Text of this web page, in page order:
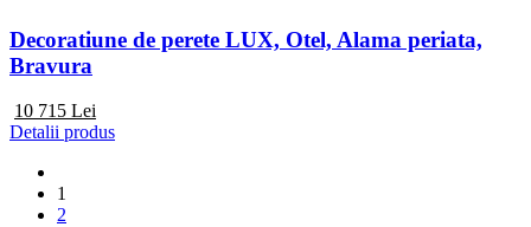
Decoratiune de perete LUX, Otel, Alama periata,
Bravura
10 715 Lei
Detalii produs
1
2